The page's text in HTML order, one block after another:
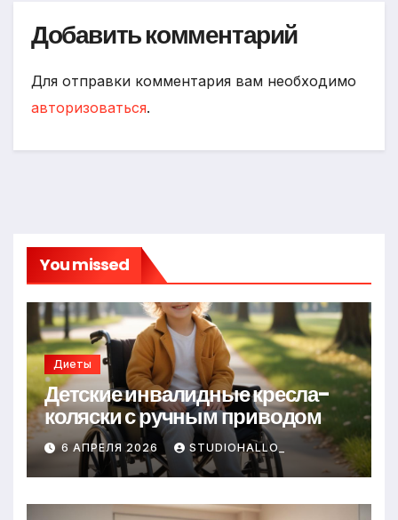
Добавить комментарий
Для отправки комментария вам необходимо
авторизоваться.
You missed
Диеты
Детские инвалидные кресла-
коляски с ручным приводом
6 АПРЕЛЯ 2026 STUDIOHALLO_